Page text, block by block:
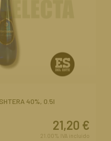
40%, 0.5l
21,20 €
21.00% IVA incluido